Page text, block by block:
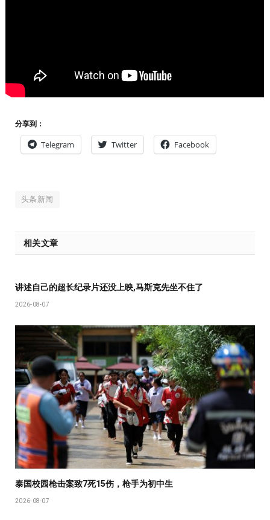
分享到：
Telegram Twitter Facebook
头条新闻
相关文章
讲述自己的超长纪录片还没上映,马斯克先坐不住了
2026-08-07
泰国校园枪击案致7死15伤，枪手为初中生
2026-08-07